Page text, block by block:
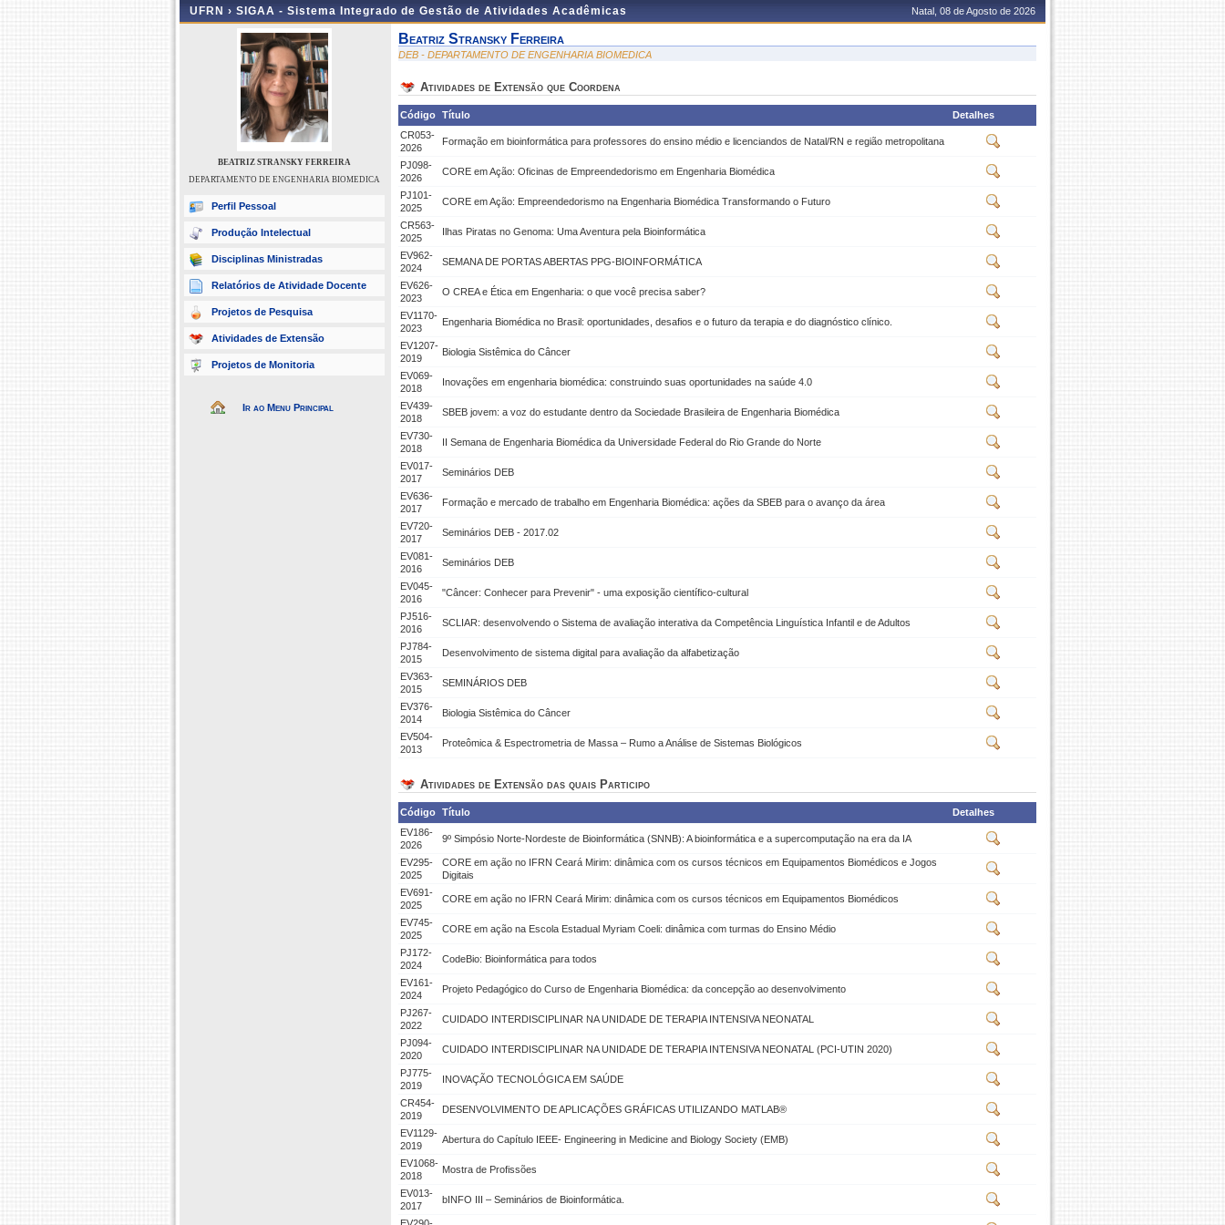
UFRN › SIGAA - Sistema Integrado de Gestão de Atividades Acadêmicas Natal, 08 de Agosto de 2026
BEATRIZ STRANSKY FERREIRA
DEPARTAMENTO DE ENGENHARIA BIOMEDICA
Perfil Pessoal
Produção Intelectual
Disciplinas Ministradas
Relatórios de Atividade Docente
Projetos de Pesquisa
Atividades de Extensão
Projetos de Monitoria
Ir ao Menu Principal
Beatriz Stransky Ferreira
DEB - DEPARTAMENTO DE ENGENHARIA BIOMEDICA
Atividades de Extensão que Coordena
Código Título
Detalhes
CR053-
2026
Formação em bioinformática para professores do ensino médio e licenciandos de Natal/RN e região metropolitana
PJ098-
2026
CORE em Ação: Oficinas de Empreendedorismo em Engenharia Biomédica
PJ101-
2025
CORE em Ação: Empreendedorismo na Engenharia Biomédica Transformando o Futuro
CR563-
2025
Ilhas Piratas no Genoma: Uma Aventura pela Bioinformática
EV962-
2024
SEMANA DE PORTAS ABERTAS PPG-BIOINFORMÁTICA
EV626-
2023
O CREA e Ética em Engenharia: o que você precisa saber?
EV1170-
2023
Engenharia Biomédica no Brasil: oportunidades, desafios e o futuro da terapia e do diagnóstico clínico.
EV1207-
2019
Biologia Sistêmica do Câncer
EV069-
2018
Inovações em engenharia biomédica: construindo suas oportunidades na saúde 4.0
EV439-
2018
SBEB jovem: a voz do estudante dentro da Sociedade Brasileira de Engenharia Biomédica
EV730-
2018
II Semana de Engenharia Biomédica da Universidade Federal do Rio Grande do Norte
EV017-
2017
Seminários DEB
EV636-
2017
Formação e mercado de trabalho em Engenharia Biomédica: ações da SBEB para o avanço da área
EV720-
2017
Seminários DEB - 2017.02
EV081-
2016
Seminários DEB
EV045-
2016
"Câncer: Conhecer para Prevenir" - uma exposição científico-cultural
PJ516-
2016
SCLIAR: desenvolvendo o Sistema de avaliação interativa da Competência Linguística Infantil e de Adultos
PJ784-
2015
Desenvolvimento de sistema digital para avaliação da alfabetização
EV363-
2015
SEMINÁRIOS DEB
EV376-
2014
Biologia Sistêmica do Câncer
EV504-
2013
Proteômica & Espectrometria de Massa – Rumo a Análise de Sistemas Biológicos
Atividades de Extensão das quais Participo
Código Título
Detalhes
EV186-
2026
9º Simpósio Norte-Nordeste de Bioinformática (SNNB): A bioinformática e a supercomputação na era da IA
EV295-
2025
CORE em ação no IFRN Ceará Mirim: dinâmica com os cursos técnicos em Equipamentos Biomédicos e Jogos
Digitais
EV691-
2025
CORE em ação no IFRN Ceará Mirim: dinâmica com os cursos técnicos em Equipamentos Biomédicos
EV745-
2025
CORE em ação na Escola Estadual Myriam Coeli: dinâmica com turmas do Ensino Médio
PJ172-
2024
CodeBio: Bioinformática para todos
EV161-
2024
Projeto Pedagógico do Curso de Engenharia Biomédica: da concepção ao desenvolvimento
PJ267-
2022
CUIDADO INTERDISCIPLINAR NA UNIDADE DE TERAPIA INTENSIVA NEONATAL
PJ094-
2020
CUIDADO INTERDISCIPLINAR NA UNIDADE DE TERAPIA INTENSIVA NEONATAL (PCI-UTIN 2020)
PJ775-
2019
INOVAÇÃO TECNOLÓGICA EM SAÚDE
CR454-
2019
DESENVOLVIMENTO DE APLICAÇÕES GRÁFICAS UTILIZANDO MATLAB®
EV1129-
2019
Abertura do Capítulo IEEE- Engineering in Medicine and Biology Society (EMB)
EV1068-
2018
Mostra de Profissões
EV013-
2017
bINFO III – Seminários de Bioinformática.